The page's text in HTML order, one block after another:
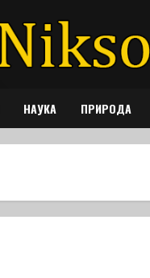
НАУКА ПРИРОДА